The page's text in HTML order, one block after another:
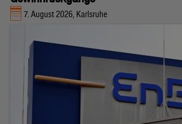
7. August 2026, Karlsruhe